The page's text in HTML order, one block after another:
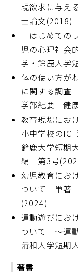
現欲求に与
士論文(2018)
「はじめて
児の心理社
学・鈴鹿大学
体の使い方が
に関する調
学部紀要 健
教育現場にお
小中学校の
鈴鹿大学短期
編 第3号
幼児教育にお
ついて 単著
(2024)
運動遊びにお
ついて ～運
清和大学短期
著書